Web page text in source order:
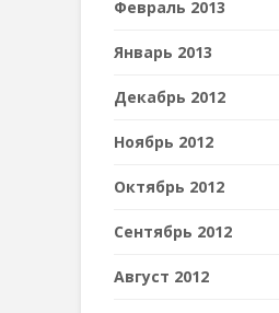
Февраль 2013
Январь 2013
Декабрь 2012
Ноябрь 2012
Октябрь 2012
Сентябрь 2012
Август 2012